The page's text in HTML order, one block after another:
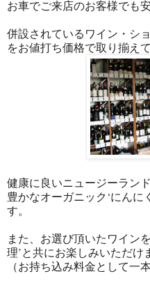
お車でご来店のお客様でも安
併設されているワイン・シ
をお値打ち価格で取り揃え
健康に良いニュージーラン
豊かなオーガニック‘にんに
す。
また、お選び頂いたワイン
理’と共にお楽しみいただけ
（お持ち込み料金として一